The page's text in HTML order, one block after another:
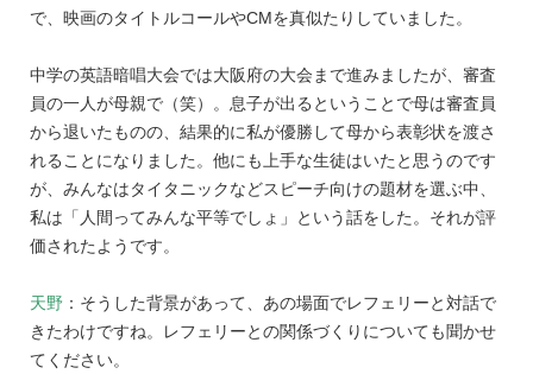
で、映画のタイトルコールやCMを真似たりしていました。
中学の英語暗唱大会では大阪府の大会まで進みましたが、審査
員の一人が母親で（笑）。息子が出るということで母は審査員
から退いたものの、結果的に私が優勝して母から表彰状を渡さ
れることになりました。他にも上手な生徒はいたと思うのです
が、みんなはタイタニックなどスピーチ向けの題材を選ぶ中、
私は「人間ってみんな平等でしょ」という話をした。それが評
価されたようです。
天野 ：そうした背景があって、あの場面でレフェリーと対話で
きたわけですね。レフェリーとの関係づくりについても聞かせ
てください。